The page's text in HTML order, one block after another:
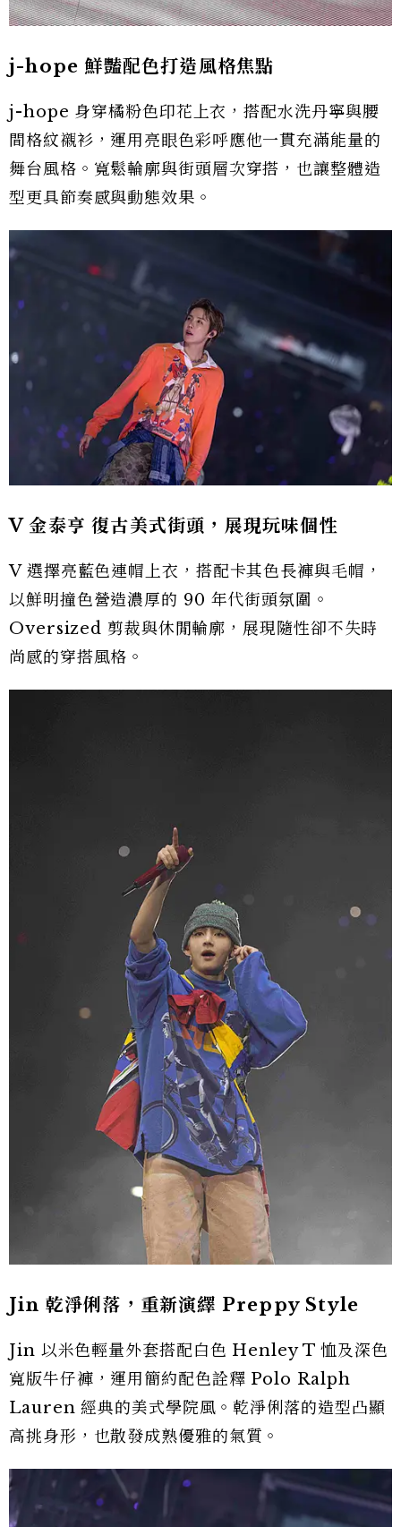
j-hope 鮮豔配色打造風格焦點
j-hope 身穿橘粉色印花上衣，搭配水洗丹寧與腰
間格紋襯衫，運用亮眼色彩呼應他一貫充滿能量的
舞台風格。寬鬆輪廓與街頭層次穿搭，也讓整體造
型更具節奏感與動態效果。
V 金泰亨 復古美式街頭，展現玩味個性
V 選擇亮藍色連帽上衣，搭配卡其色長褲與毛帽，
以鮮明撞色營造濃厚的 90 年代街頭氛圍。
Oversized 剪裁與休閒輪廓，展現隨性卻不失時
尚感的穿搭風格。
Jin 乾淨俐落，重新演繹 Preppy Style
Jin 以米色輕量外套搭配白色 Henley T 恤及深色
寬版牛仔褲，運用簡約配色詮釋 Polo Ralph
Lauren 經典的美式學院風。乾淨俐落的造型凸顯
高挑身形，也散發成熟優雅的氣質。